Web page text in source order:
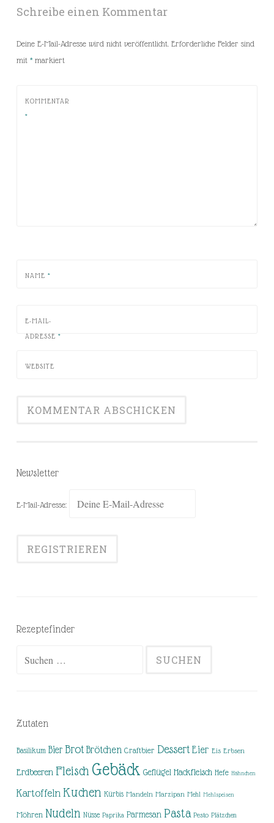
Schreibe einen Kommentar
Deine E-Mail-Adresse wird nicht veröffentlicht. Erforderliche Felder sind
mit *markiert
KOMMENTAR
*
NAME *
E-MAIL-
ADRESSE *
WEBSITE
Newsletter
E-Mail-Adresse:
Rezeptefinder
Zutaten
Basilikum Bier Brot Brötchen Craftbier Dessert Eier Eis Erbsen
Erdbeeren Fleisch Gebäck Geflügel Hackfleisch Hefe Hähnchen
Kartoffeln Kuchen Kürbis Mandeln Marzipan Mehl Mehlspeisen
Möhren Nudeln Nüsse Paprika Parmesan Pasta Pesto Plätzchen